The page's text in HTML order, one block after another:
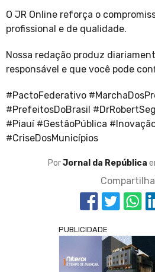
O JR Online reforça o
profissional e de qualidade.
Nossa redação produz
responsável e que você pode
#PactoFederativo
#PrefeitosDoBrasil
#Piauí #GestãoPública
#CriseDosMunicípios
PorJornal da República
PUBLICIDADE